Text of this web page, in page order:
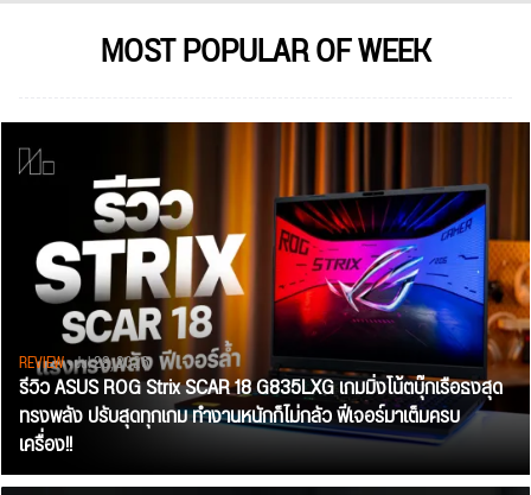
MOST POPULAR OF WEEK
REVIEW• Jul 28, 2026
รีวิว ASUS ROG Strix SCAR 18 G835LXG เกมมิ่งโน้ตบุ๊กเรือธงสุด
ทรงพลัง ปรับสุดทุกเกม ทำงานหนักก็ไม่กลัว ฟีเจอร์มาเต็มครบ
เครื่อง!!